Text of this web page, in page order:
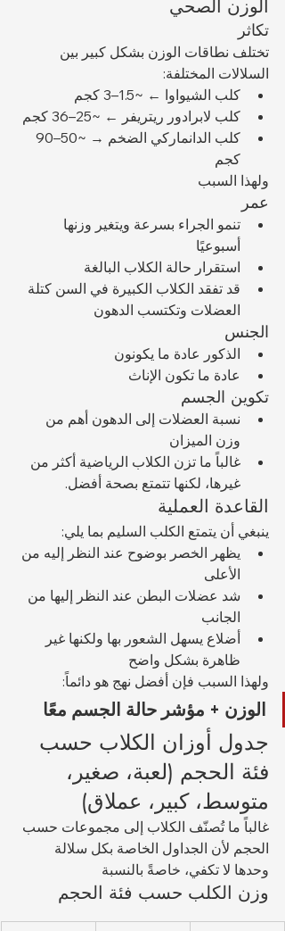
الوزن الصحي
تكاثر
تختلف نطاقات الوزن بشكل كبير بين
السلالات المختلفة:
كلب الشيواوا ← ~1.5–3 كجم
كلب لابرادور ريتريفر ← ~25–36 كجم
كجم
ولهذا السبب
عمر
تنمو الجراء بسرعة ويتغير وزنها
أسبوعيًا
استقرار حالة الكلاب البالغة
قد تفقد الكلاب الكبيرة في السن كتلة
العضلات وتكتسب الدهون
الجنس
الذكور عادة ما يكونون
عادة ما تكون الإناث
تكوين الجسم
نسبة العضلات إلى الدهون أهم من
وزن الميزان
غالباً ما تزن الكلاب الرياضية أكثر من
غيرها، لكنها تتمتع بصحة أفضل.
القاعدة العملية
ينبغي أن يتمتع الكلب السليم بما يلي:
يظهر الخصر بوضوح عند النظر إليه من
الأعلى
شد عضلات البطن عند النظر إليها من
الجانب
أضلاع يسهل الشعور بها ولكنها غير
ظاهرة بشكل واضح
ولهذا السبب فإن أفضل نهج هو دائماً:
الوزن + مؤشر حالة الجسم معًا
جدول أوزان الكلاب حسب
فئة الحجم (لعبة، صغير،
متوسط، كبير، عملاق)
غالباً ما تُصنّف الكلاب إلى مجموعات حسب
الحجم لأن الجداول الخاصة بكل سلالة
وحدها لا تكفي، خاصةً بالنسبة
وزن الكلب حسب فئة الحجم